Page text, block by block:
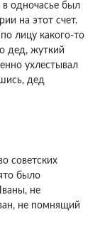
одночасье был
на этот счет.
лицу какого-то
дед, жуткий
ухлестывал
дед
советских
было
не
не помнящий